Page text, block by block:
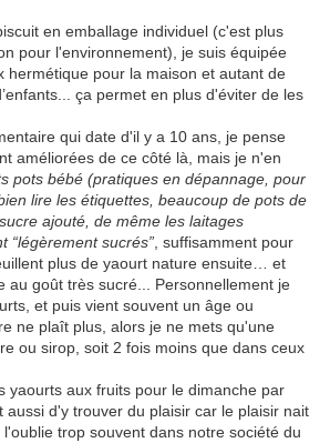
en emballage individuel (c'est plus
pour l'environnement), je suis équipée
hermétique pour la maison et autant de
ça permet en plus d'éviter de les
qui date d'il y a 10 ans, je pense
améliorées de ce côté là, mais je n'en
pots bébé (pratiques en dépannage, pour
lire les étiquettes, beaucoup de pots de
ajouté, de même les laitages
“légèrement sucrés” , suffisamment pour
plus de yaourt nature ensuite… et
au goût très sucré... Personnellement je
et puis vient souvent un âge ou
ne plaît plus, alors je ne mets qu'une
ou sirop, soit 2 fois moins que dans ceux
yaourts aux fruits pour le dimanche par
aussi d'y trouver du plaisir car le plaisir nait
trop souvent dans notre société du